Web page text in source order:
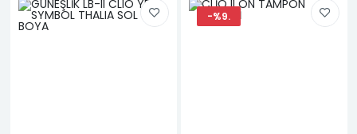
-%9.